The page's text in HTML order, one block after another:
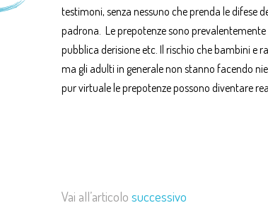
testimoni, senza nessuno che prenda le difese
padrona. Le prepotenze sono prevalentemente
pubblica derisione etc. Il rischio che bambini e
ma gli adulti in generale non stanno facendo
pur virtuale le prepotenze possono diventare
Vai all’articolo successivo